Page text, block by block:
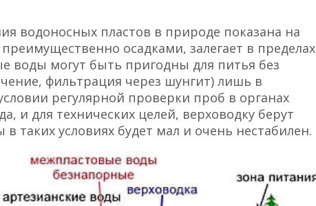
водоносных пластов в природе показана на
осадками, залегает в пределах
воды могут быть пригодны для питья без
фильтрация через шунгит) лишь в
регулярной проверки проб в органах
и для технических целей, верховодку берут
таких условиях будет мал и очень нестабилен.